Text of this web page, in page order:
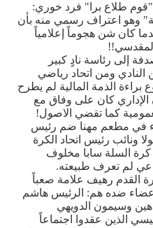
طلاع برا" فرد خوري:
وهو اعتراف رسمي منه بأن
كان شن هجوماً إعلامياً
إلى رئاسة نادٍ كبير
ومن اتحاد رياضي
الذمة المالية لم يطرح
الإداري كان على وفاق مع
كما تقضي الاصول!
في مطعم مهنا ضم رئيس
ونائب رئيس اتحاد الكرة
كرة السلة سابا مخلوف
لم تعرف طبيعته.
القدم رهيف علامة صعباً
اعضاء ضده هم: الرئيس هاشم
وسيمون الدويهي
الذين عقدوا اجتماعاً